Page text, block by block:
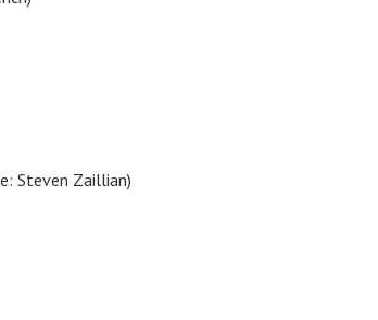
Steven Zaillian)